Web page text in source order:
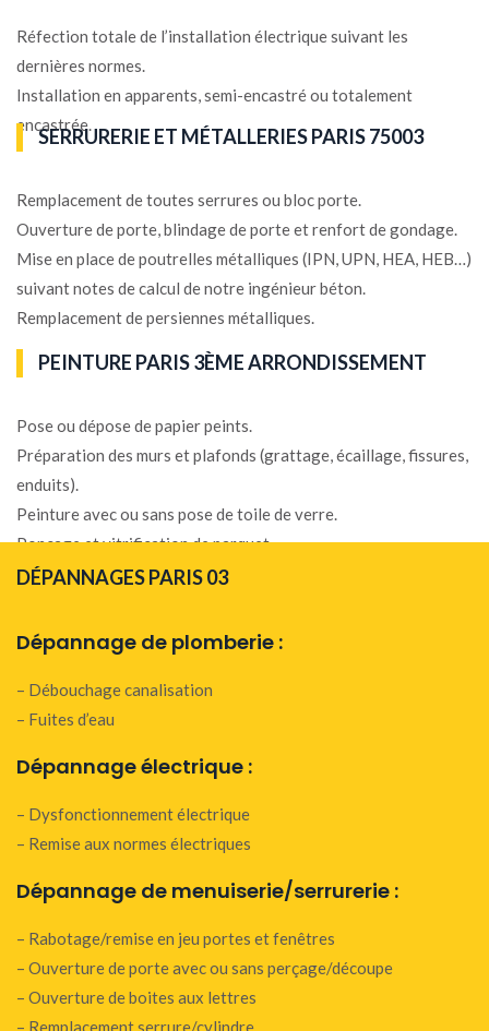
Réfection totale de l’installation électrique suivant les
dernières normes.
Installation en apparents, semi-encastré ou totalement
encastrée.
SERRURERIE ET MÉTALLERIES PARIS 75003
Remplacement de toutes serrures ou bloc porte.
Ouverture de porte, blindage de porte et renfort de gondage.
Mise en place de poutrelles métalliques (IPN, UPN, HEA, HEB…)
suivant notes de calcul de notre ingénieur béton.
Remplacement de persiennes métalliques.
PEINTURE PARIS 3ÈME ARRONDISSEMENT
Pose ou dépose de papier peints.
Préparation des murs et plafonds (grattage, écaillage, fissures,
enduits).
Peinture avec ou sans pose de toile de verre.
Ponçage et vitrification de parquet.
DÉPANNAGES PARIS 03
Dépannage de plomberie :
– Débouchage canalisation
– Fuites d’eau
Dépannage électrique :
– Dysfonctionnement électrique
– Remise aux normes électriques
Dépannage de menuiserie/serrurerie :
– Rabotage/remise en jeu portes et fenêtres
– Ouverture de porte avec ou sans perçage/découpe
– Ouverture de boites aux lettres
– Remplacement serrure/cylindre